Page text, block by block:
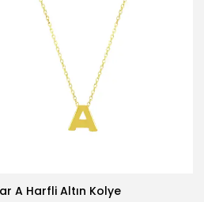
A Harfli Altın Kolye